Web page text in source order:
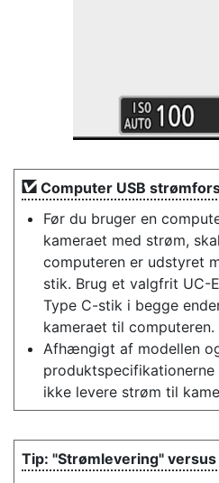
Computer USB
Før du bruger en
kameraet med strøm,
computeren er udstyret
stik. Brug et valgfrit UC-
Type C-stik i begge
kameraet til computeren.
Afhængigt af modellen
ikke levere strøm til
"Strømlevering" versus